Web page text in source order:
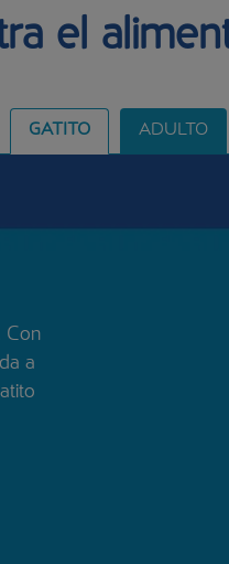
el
GATITO ADULTO
Con
a